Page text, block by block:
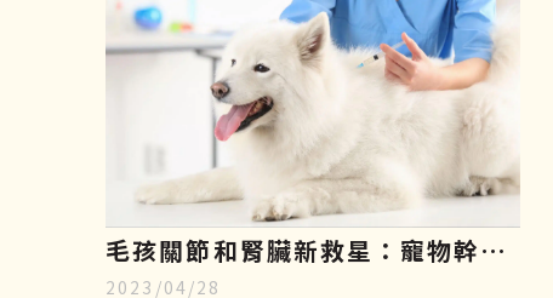
毛孩關節和腎臟新救星：寵物幹細
2023/04/28